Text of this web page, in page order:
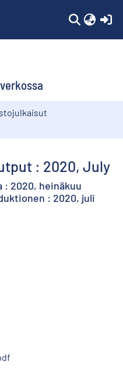
: 2020, July
: 2020, heinäkuu
: 2020, juli